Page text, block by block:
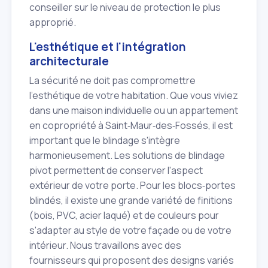
conseiller sur le niveau de protection le plus
approprié.
L'esthétique et l'intégration
architecturale
La sécurité ne doit pas compromettre
l'esthétique de votre habitation. Que vous viviez
dans une maison individuelle ou un appartement
en copropriété à Saint‑Maur‑des‑Fossés, il est
important que le blindage s'intègre
harmonieusement. Les solutions de blindage
pivot permettent de conserver l'aspect
extérieur de votre porte. Pour les blocs‑portes
blindés, il existe une grande variété de finitions
(bois, PVC, acier laqué) et de couleurs pour
s'adapter au style de votre façade ou de votre
intérieur. Nous travaillons avec des
fournisseurs qui proposent des designs variés